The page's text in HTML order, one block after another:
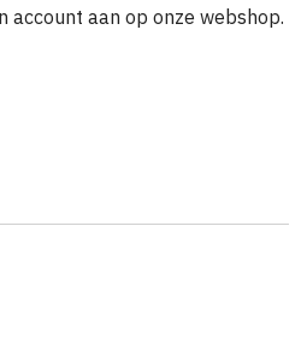
account aan op onze webshop.